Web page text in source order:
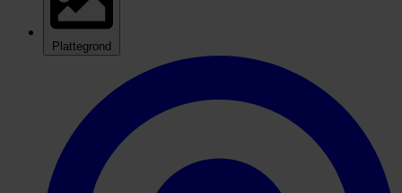
Plattegrond